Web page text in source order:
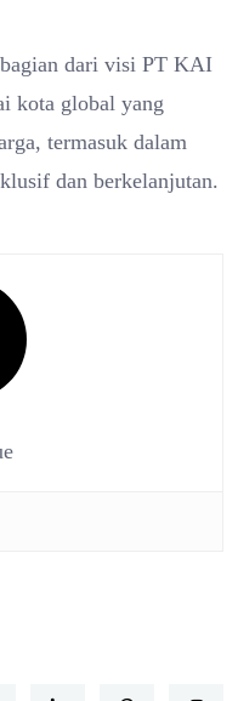
dari visi PT KAI
kota global yang
termasuk dalam
dan berkelanjutan.